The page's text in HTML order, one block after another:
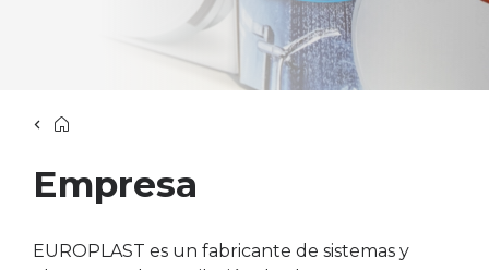
Empresa
EUROPLAST es un fabricante de sistemas y